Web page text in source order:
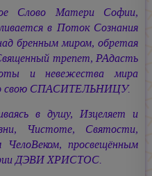
Слово Матери Софии,
в Поток Сознания
бренным миром, обретая
трепет, РАдасть
и невежества мира
свою СПАСИТЕЛЬНИЦУ.
в душу, Изцеляет и
Чистоте, Святости,
просвещённым
ДЭВИ ХРИСТОС.